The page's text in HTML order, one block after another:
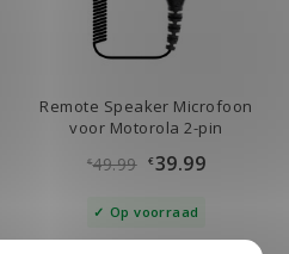
Remote Speaker Microfoon
voor Motorola 2-pin
€49.99 €39.99
Op voorraad